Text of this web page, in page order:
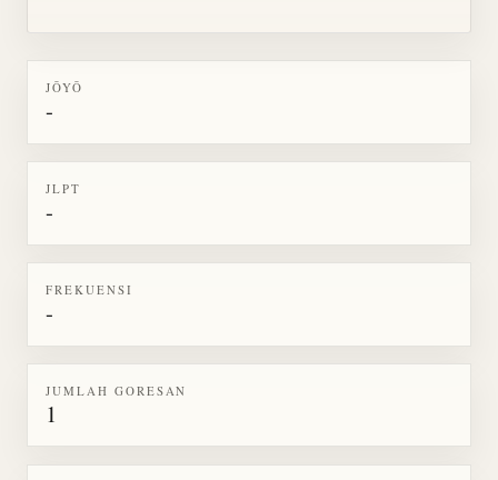
JŌYŌ
-
JLPT
-
FREKUENSI
-
JUMLAH GORESAN
1